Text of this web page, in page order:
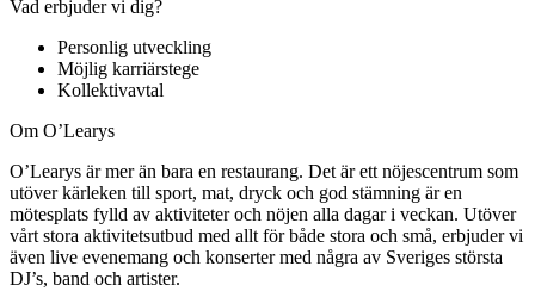
Vad erbjuder vi dig?
Personlig utveckling
Möjlig karriärstege
Kollektivavtal
Om O’Learys
O’Learys är mer än bara en restaurang. Det är ett nöjescentrum som
utöver kärleken till sport, mat, dryck och god stämning är en
mötesplats fylld av aktiviteter och nöjen alla dagar i veckan. Utöver
vårt stora aktivitetsutbud med allt för både stora och små, erbjuder vi
även live evenemang och konserter med några av Sveriges största
DJ’s, band och artister.